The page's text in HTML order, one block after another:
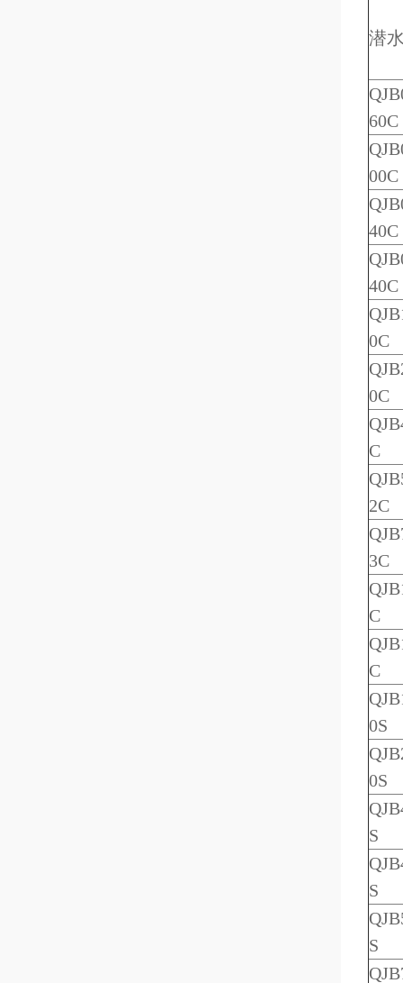
潜
60C
00C
40C
40C
0C
0C
C
2C
3C
C
C
0S
0S
S
S
S